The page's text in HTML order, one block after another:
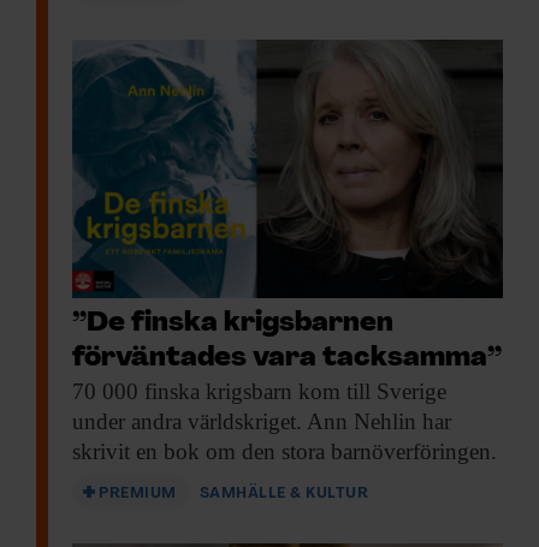
”De finska krigsbarnen
förväntades vara tacksamma”
70 000 finska krigsbarn kom till Sverige
under andra världskriget. Ann Nehlin har
skrivit en bok om den stora barnöverföringen.
PREMIUM SAMHÄLLE & KULTUR